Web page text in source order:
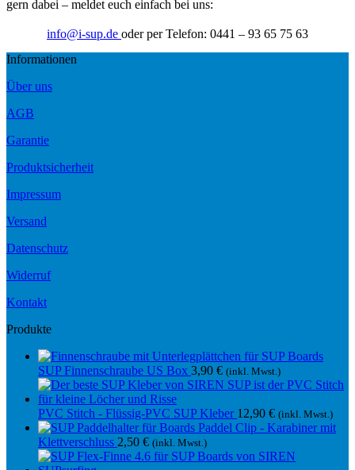
gern dabei – meldet euch einfach bei uns:
info@i-sup.de oder per Telefon: 0441 – 93 65 75 63
Informationen
Über uns
AGB
Garantie
Produktsicherheit
Impressum
Versand
Datenschutz
Widerruf
Kontakt
Produkte
SUP Finnenschraube US Box 3,90 € (inkl. Mwst.)
PVC Stitch - Flüssig-PVC SUP Kleber 12,90 € (inkl. Mwst.)
Paddel Clip - Karabiner mit
Klettverschluss 2,50 € (inkl. Mwst.)